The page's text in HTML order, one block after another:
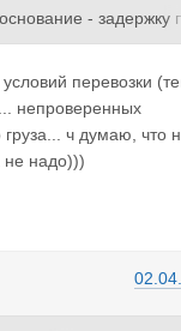
- задержку
за срыв и не возмеще
перевозки
непроверенных
груза... ч думаю, что
не надо)))